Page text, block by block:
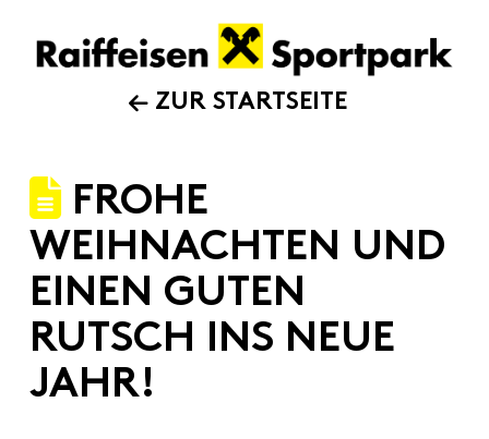
ZUR STARTSEITE
FROHE
WEIHNACHTEN UND
EINEN GUTEN
RUTSCH INS NEUE
JAHR!